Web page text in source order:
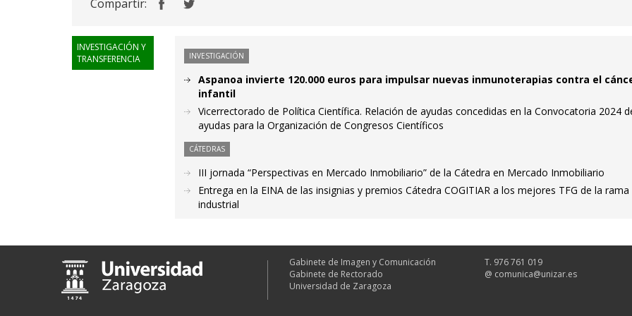
Compartir:
INVESTIGACIÓN Y
TRANSFERENCIA
INVESTIGACIÓN
Aspanoa invierte 120.000 euros para impulsar nuevas inmunoterapias contra el
infantil
Vicerrectorado de Política Científica. Relación de ayudas concedidas en la Convocatoria 2024
ayudas para la Organización de Congresos Científicos
CÁTEDRAS
III jornada “Perspectivas en Mercado Inmobiliario” de la Cátedra en Mercado Inmobiliario
Entrega en la EINA de las insignias y premios Cátedra COGITIAR a los mejores TFG de la rama
industrial
Gabinete de Imagen y Comunicación
Gabinete de Rectorado
Universidad de Zaragoza
T. 976 761 019
@ comunica@unizar.es